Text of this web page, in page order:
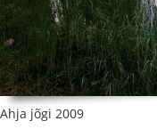
Ahja jõgi 2009